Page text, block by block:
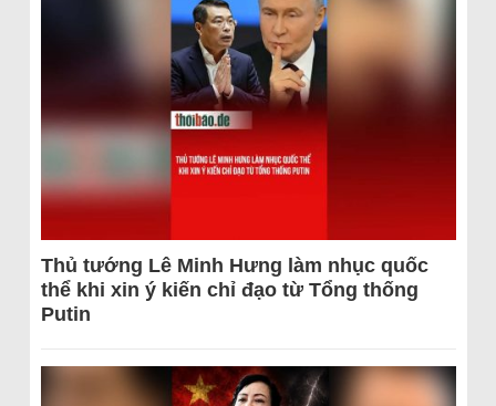
Thủ tướng Lê Minh Hưng làm nhục quốc
thể khi xin ý kiến chỉ đạo từ Tổng thống
Putin